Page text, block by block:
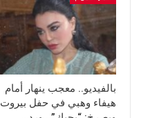
بالفيديو.. معجب ينهار أمام
هيفاء وهبي في حفل بيروت